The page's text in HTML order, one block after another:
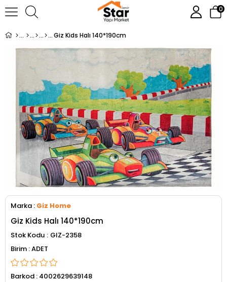
0
Giz Kids Halı 140*190cm
Marka : Giz Home
Giz Kids Halı 140*190cm
Stok Kodu
GIZ-2358
ADET
Barkod : 4002629639148